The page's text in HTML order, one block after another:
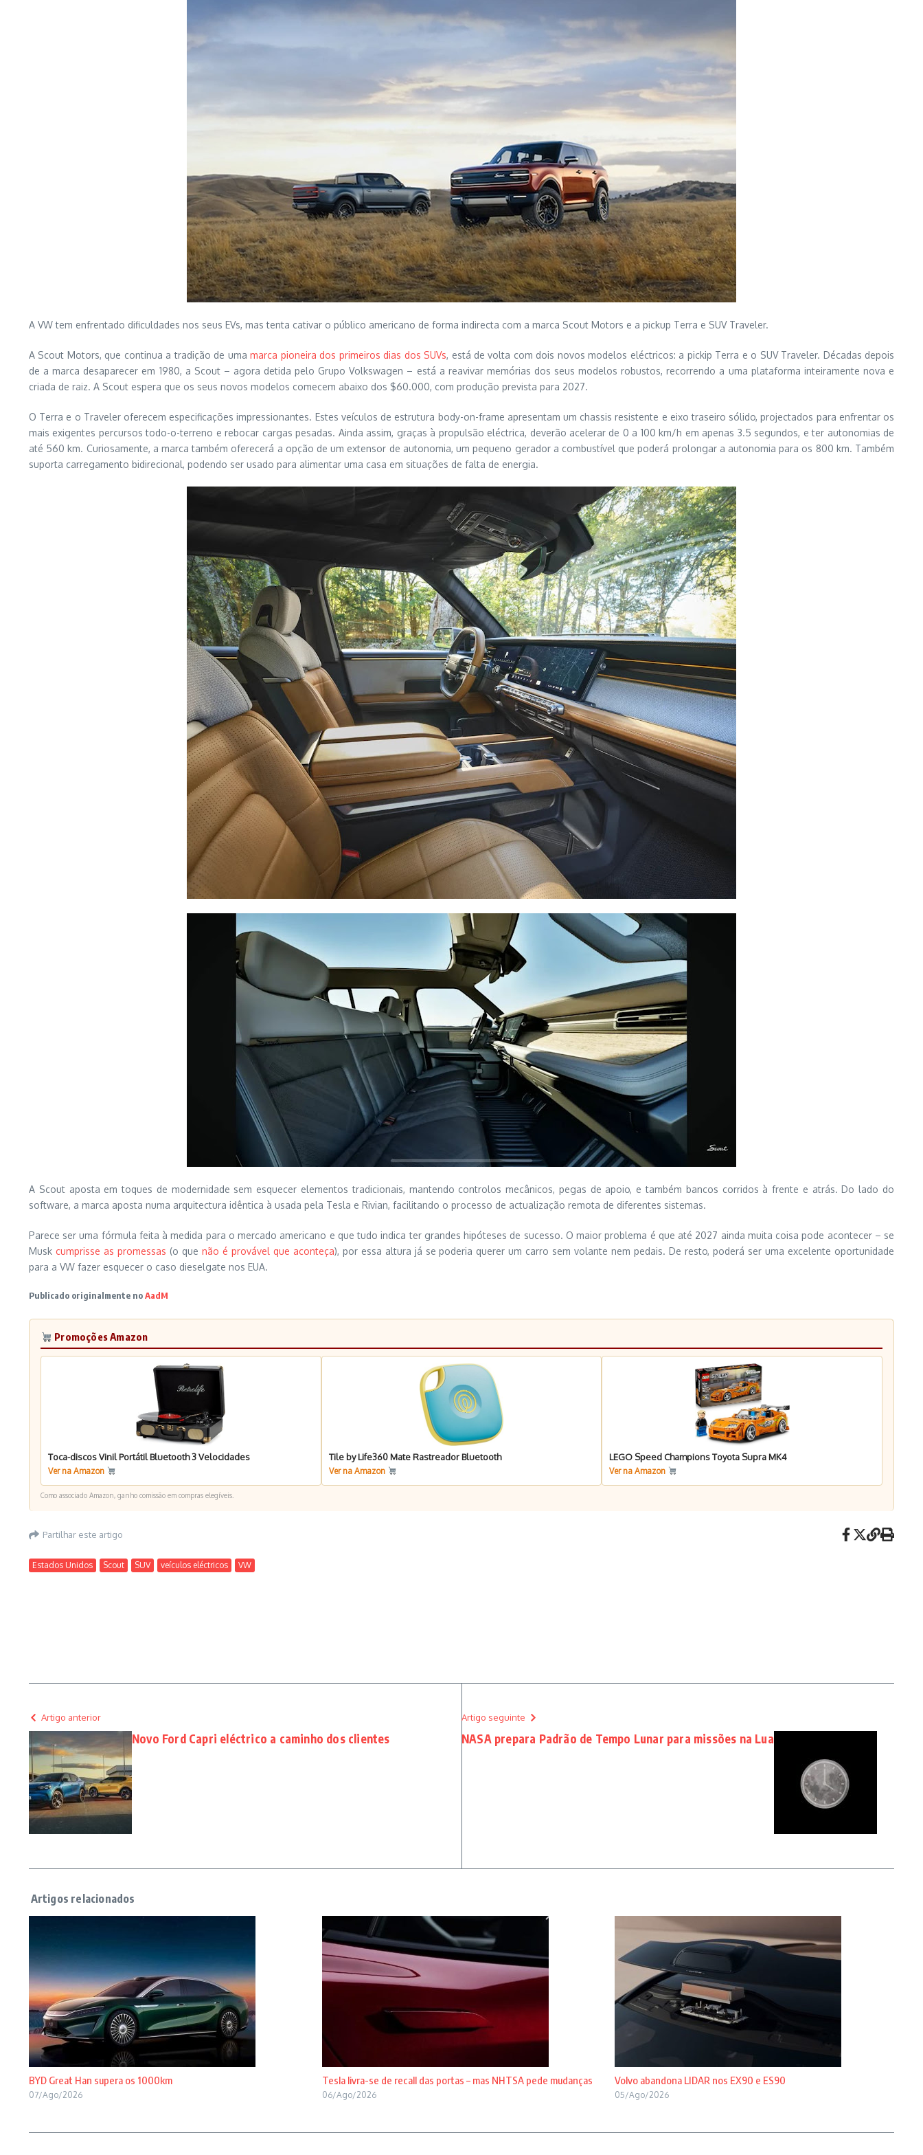
A VW tem enfrentado dificuldades nos seus EVs, mas tenta cativar o público americano de forma indirecta com a marca Scout Motors e a pickup Terra e SUV Traveler.
A Scout Motors, que continua a tradição de uma marca pioneira dos primeiros dias dos SUVs, está de volta com dois novos modelos eléctricos: a pickip Terra e o SUV Traveler. Décadas depois
de a marca desaparecer em 1980, a Scout – agora detida pelo Grupo Volkswagen – está a reavivar memórias dos seus modelos robustos, recorrendo a uma plataforma inteiramente nova e
criada de raiz. A Scout espera que os seus novos modelos comecem abaixo dos $60.000, com produção prevista para 2027.
O Terra e o Traveler oferecem especificações impressionantes. Estes veículos de estrutura body-on-frame apresentam um chassis resistente e eixo traseiro sólido, projectados para enfrentar os
mais exigentes percursos todo-o-terreno e rebocar cargas pesadas. Ainda assim, graças à propulsão eléctrica, deverão acelerar de 0 a 100 km/h em apenas 3.5 segundos, e ter autonomias de
até 560 km. Curiosamente, a marca também oferecerá a opção de um extensor de autonomia, um pequeno gerador a combustível que poderá prolongar a autonomia para os 800 km. Também
suporta carregamento bidirecional, podendo ser usado para alimentar uma casa em situações de falta de energia.
A Scout aposta em toques de modernidade sem esquecer elementos tradicionais, mantendo controlos mecânicos, pegas de apoio, e também bancos corridos à frente e atrás. Do lado do
software, a marca aposta numa arquitectura idêntica à usada pela Tesla e Rivian, facilitando o processo de actualização remota de diferentes sistemas.
Parece ser uma fórmula feita à medida para o mercado americano e que tudo indica ter grandes hipóteses de sucesso. O maior problema é que até 2027 ainda muita coisa pode acontecer – se
Musk cumprisse as promessas (o que não é provável que aconteça), por essa altura já se poderia querer um carro sem volante nem pedais. De resto, poderá ser uma excelente oportunidade
para a VW fazer esquecer o caso dieselgate nos EUA.
Publicado originalmente noAadM
Promoções Amazon
Toca-discos Vinil Portátil Bluetooth 3 Velocidades
Ver na Amazon
Tile by Life360 Mate Rastreador Bluetooth
Ver na Amazon
LEGO Speed Champions Toyota Supra MK4
Ver na Amazon
Como associado Amazon, ganho comissão em compras elegíveis.
Partilhar este artigo
Estados Unidos Scout SUV veículos eléctricos VW
Artigo anterior
Novo Ford Capri eléctrico a caminho dos clientes
Artigo seguinte
NASA prepara Padrão de Tempo Lunar para missões na Lua
BYD Great Han supera os 1000km
07/Ago/2026
Tesla livra-se de recall das portas – mas NHTSA pede mudanças
06/Ago/2026
Volvo abandona LIDAR nos EX90 e ES90
05/Ago/2026